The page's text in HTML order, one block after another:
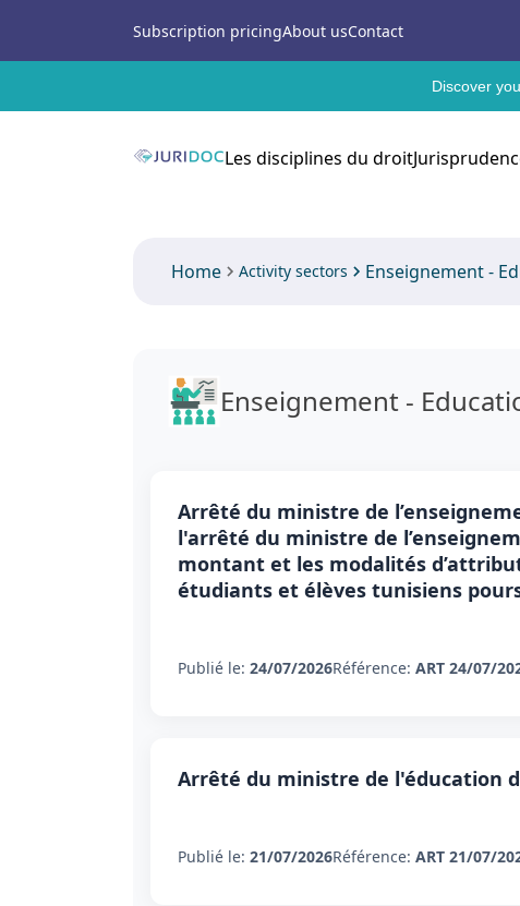
Subscription pricingAbout usContact
Discover
Les disciplines du droit
Home Activity sectors Enseignement -
Enseignement -
Arrêté du ministre de
l'arrêté du ministre de
montant et les modalités
étudiants et élèves tunisiens
Publié le: 24/07/2026Référence: ART 24/07/
Arrêté du ministre de l'éducation
Publié le: 21/07/2026Référence: ART 21/07/